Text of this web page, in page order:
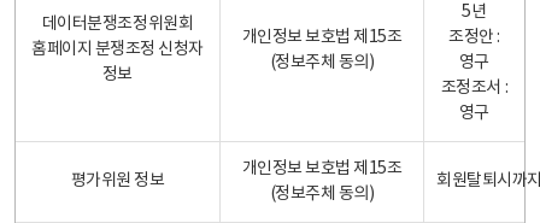
데이터분쟁조정위원회
홈페이지 분쟁조정 신청자
정보
개인정보 보호법 제15조
(정보주체 동의)
5년
조정안 :
영구
조정조서 :
영구
평가위원 정보
개인정보 보호법 제15조
(정보주체 동의)
회원탈퇴시까